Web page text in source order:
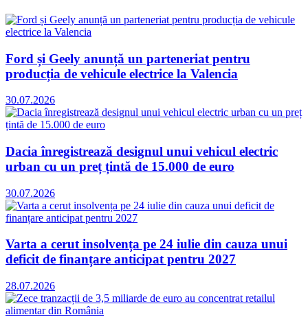
Ford și Geely anunță un parteneriat pentru
producția de vehicule electrice la Valencia
30.07.2026
Dacia înregistrează designul unui vehicul electric
urban cu un preț țintă de 15.000 de euro
30.07.2026
Varta a cerut insolvența pe 24 iulie din cauza unui
deficit de finanțare anticipat pentru 2027
28.07.2026